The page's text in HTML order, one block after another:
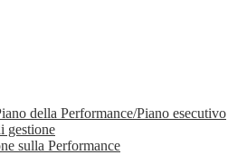
della Performance/Piano esecutivo
gestione
sulla Performance